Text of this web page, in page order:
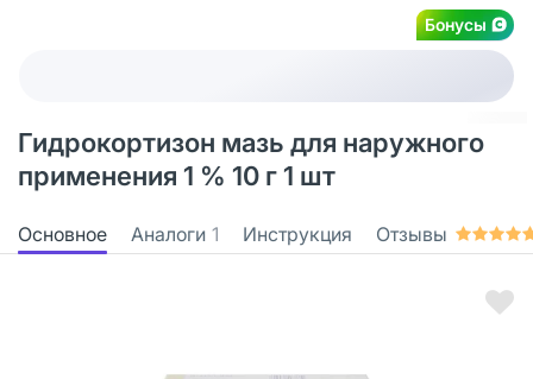
Бонусы
Гидрокортизон мазь для наружного
применения 1 % 10 г 1 шт
Основное Аналоги 1 Инструкция Отзывы